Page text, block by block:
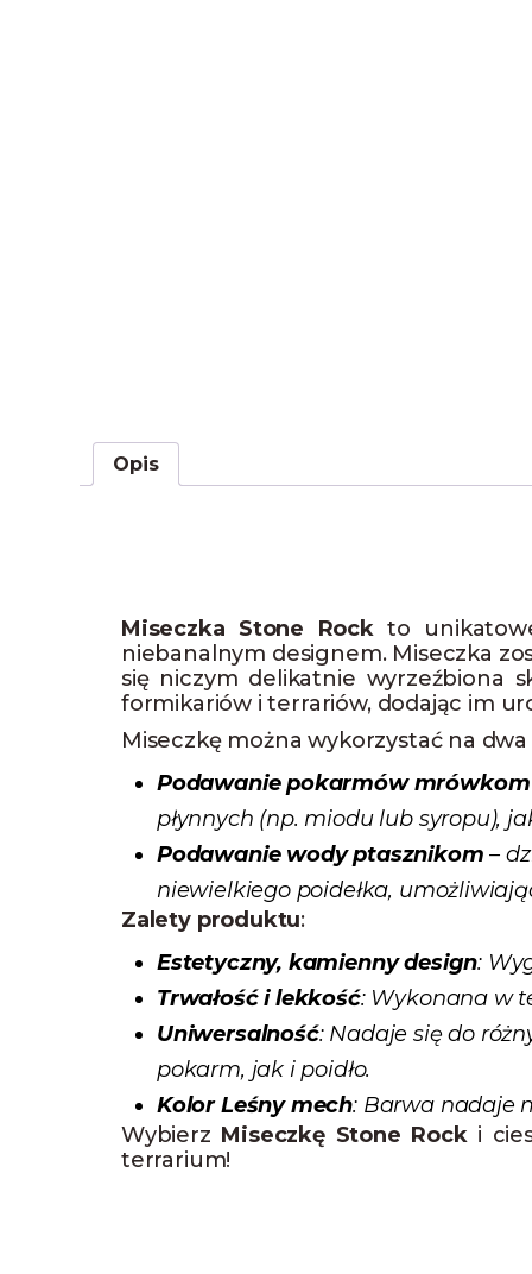
Opis
Miseczka Stone Rockto
niebanalnym designem. Miseczka
się niczym delikatnie wyrzeźbiona
formikariów i terrariów, dodając im
Miseczkę można wykorzystać na
Podawanie pokarmów mrówkom
płynnych (np. miodu lub syropu),
Podawanie wody ptasznikom –
niewielkiego poidełka,
Zalety produktu:
Estetyczny, kamienny design:
Trwałość i lekkość: Wykonana w
Uniwersalność: Nadaje się do
pokarm, jak i poidło.
Kolor Leśny mech: Barwa nadaje
Wybierz Miseczkę Stone Rocki
terrarium!